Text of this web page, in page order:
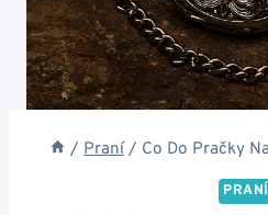
/ Praní / Co Do Pračky
PRANÍ